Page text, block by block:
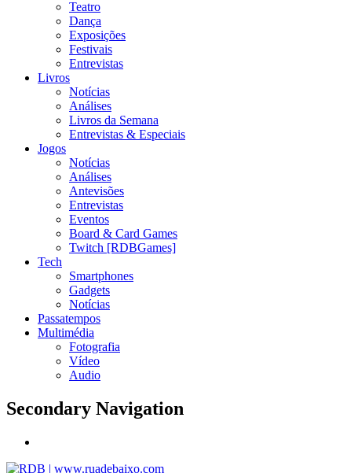
Teatro
Dança
Exposições
Festivais
Entrevistas
Livros
Notícias
Análises
Livros da Semana
Entrevistas & Especiais
Jogos
Notícias
Análises
Antevisões
Entrevistas
Eventos
Board & Card Games
Twitch [RDBGames]
Tech
Smartphones
Gadgets
Notícias
Passatempos
Multimédia
Fotografia
Vídeo
Audio
Secondary Navigation